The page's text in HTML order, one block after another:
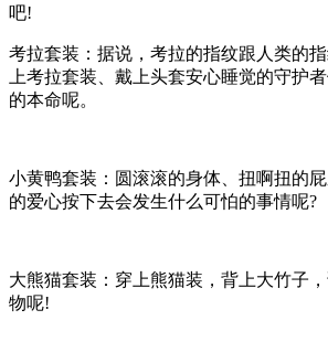
吧!
考拉套装：据说，考拉的指纹跟人类的
上考拉套装、戴上头套安心睡觉的守护
的本命呢。
小黄鸭套装：圆滚滚的身体、扭啊扭的
的爱心按下去会发生什么可怕的事情呢?
大熊猫套装：穿上熊猫装，背上大竹子
物呢!